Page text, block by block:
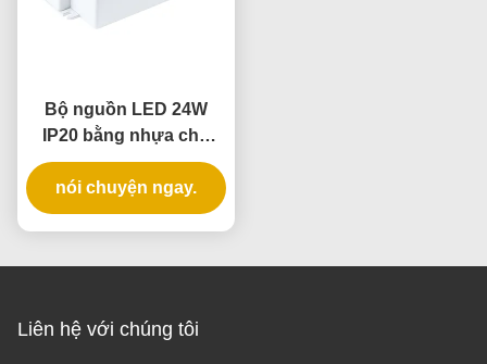
Bộ nguồn LED 24W
IP20 bằng nhựa cho
chiếu sáng trong nhà
với Điện áp không đổi
nói chuyện ngay.
Liên hệ với chúng tôi